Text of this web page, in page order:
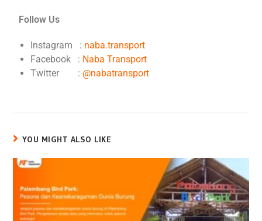
Follow Us
Instagram : naba.transport
Facebook : Naba Transport
Twitter : @nabatransport
YOU MIGHT ALSO LIKE